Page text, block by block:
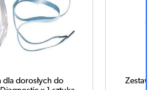
dzieci do inhalatorów